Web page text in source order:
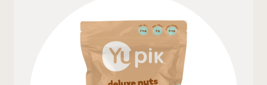
Recettes
Inspirations d'ici